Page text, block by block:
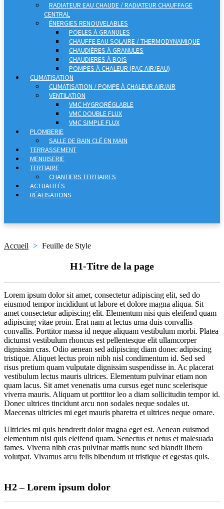
RADIATEUR EAU CHAUDE / RADIATEUR CHAUFFAGE
CENTRAL
ÉNERGIES RENOUVELABLES
POELES À GRANULES
CHAUFFE EAU SOLAIRE / THERMODYNAMIQUE
CHAUDIÈRES À GRANULES
CHAUDIERES À BOIS
POMPES À CHALEUR (PAC AIR/EAU)
CLIMATISATION
CLIMATISATION / POMPE À CHALEUR AIR/AIR
VENTILATION
VMC HYGRORÉGLABLE
VMC DOUBLE FLUX
VMC SIMPLE FLUX
PLOMBERIE
SALLE DE BAIN CLÉ EN MAIN
TERRASSEMENT
MENUISERIE
TERTIAIRE
CHANTIERS TERTIAIRES
ACTUALITÉS
RÉALISATIONS
Accueil > Feuille de Style
H1-Titre de la page
Lorem ipsum dolor sit amet, consectetur adipiscing elit, sed do
eiusmod tempor incididunt ut labore et dolore magna aliqua. Sit
amet consectetur adipiscing elit. Elementum nisi quis eleifend quam
adipiscing vitae proin. Erat nam at lectus urna duis convallis
convallis. Porttitor massa id neque aliquam vestibulum morbi. Platea
dictumst vestibulum rhoncus est pellentesque elit ullamcorper
dignissim cras. Odio aenean sed adipiscing diam donec adipiscing
tristique. Aliquet lectus proin nibh nisl condimentum id. Sed sed
risus pretium quam vulputate dignissim suspendisse in. Ac placerat
vestibulum lectus mauris ultrices. Elementum pulvinar etiam non
quam lacus. Sit amet venenatis urna cursus eget nunc scelerisque
viverra mauris. Aliquam ut porttitor leo a diam sollicitudin tempor id.
Donec ultrices tincidunt arcu non sodales neque sodales ut.
Maecenas ultricies mi eget mauris pharetra et ultrices neque ornare.
Ultricies mi quis hendrerit dolor magna eget est. Aenean euismod
elementum nisi quis eleifend quam. Senectus et netus et malesuada
fames. Viverra nibh cras pulvinar mattis nunc sed blandit libero
volutpat. Vivamus arcu felis bibendum ut tristique et egestas quis.
H2 – Lorem ipsum dolor